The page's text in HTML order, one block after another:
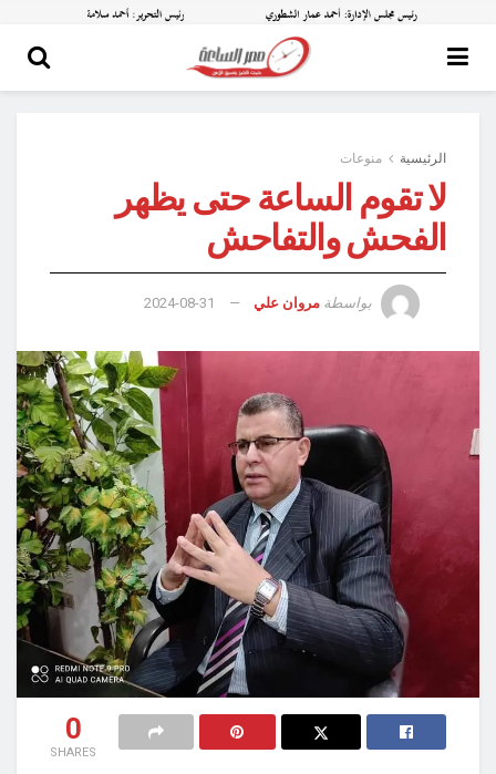
الرئيسية منوعات
لا تقوم الساعة حتى يظهر
الفحش والتفاحش
بواسطة مروان علي 2024-08-31
0
SHARES